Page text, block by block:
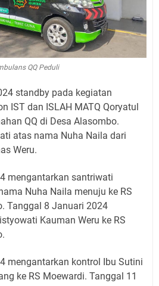
QQ Peduli
standby pada kegiatan
IST dan ISLAH MATQ Qoryatul
QQ di Desa Alasombo.
atas nama Nuha Naila dari
Weru.
mengantarkan santriwati
Nuha Naila menuju ke RS
Tanggal 8 Januari 2024
Kauman Weru ke RS
mengantarkan kontrol Ibu Sutini
ke RS Moewardi. Tanggal 11